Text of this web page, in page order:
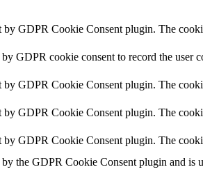
by GDPR Cookie Consent plugin. The
GDPR cookie consent to record the user
by GDPR Cookie Consent plugin. The
by GDPR Cookie Consent plugin. The
by GDPR Cookie Consent plugin. The
the GDPR Cookie Consent plugin and is